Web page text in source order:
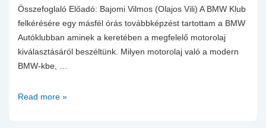
és
a
pécsi
utak
rejtélye
Összefoglaló Előadó: Bajomi Vilmos (Olajos Vili) A BMW Klub
felkérésére egy másfél órás továbbképzést tartottam a BMW
Autóklubban aminek a keretében a megfelelő motorolaj
kiválasztásáról beszéltünk. Milyen motorolaj való a modern
BMW-kbe, …
BMW
Read more »